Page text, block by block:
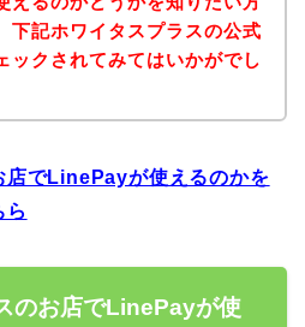
下記ホワイタスプラスの公式
ックされてみてはいかがでし
店でLinePayが使えるのかを
ら
のお店でLinePayが使